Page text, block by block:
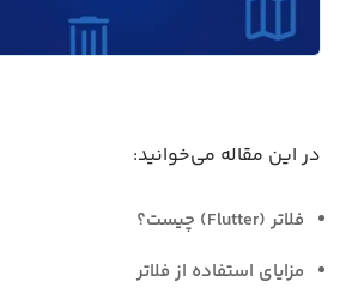
در این مقاله می‌خوانید:
فلاتر (Flutter) چیست؟
مزایای استفاده از فلاتر